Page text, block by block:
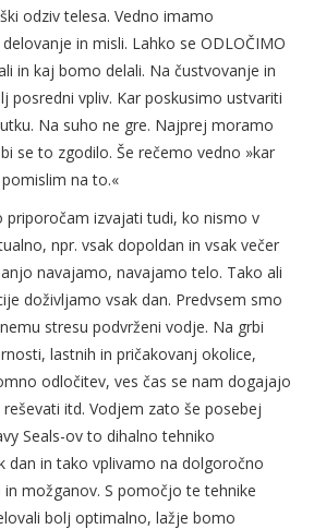
odziv telesa. Vedno imamo
in misli. Lahko se ODLOČIMO
in kaj bomo delali. Na čustvovanje in
posredni vpliv. Kar poskusimo ustvariti
Na suho ne gre. Najprej moramo
se to zgodilo. Še rečemo vedno »kar
na to.«
priporočam izvajati tudi, ko nismo v
npr. vsak dopoldan in vsak večer
navajamo, navajamo telo. Tako ali
doživljamo vsak dan. Predvsem smo
stresu podvrženi vodje. Na grbi
lastnih in pričakovanj okolice,
odločitev, ves čas se nam dogajajo
itd. Vodjem zato še posebej
Seals-ov to dihalno tehniko
dan in tako vplivamo na dolgoročno
in možganov. S pomočjo te tehnike
bolj optimalno, lažje bomo